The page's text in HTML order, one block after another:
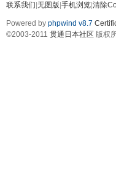
联系我们 无图版 手机浏览 清除
Powered by phpwind v8.7
©2003-2011 贯通日本社区 版权